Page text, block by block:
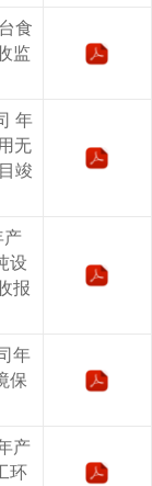
食
监
年
无
竣
设
报
年
保
产
环